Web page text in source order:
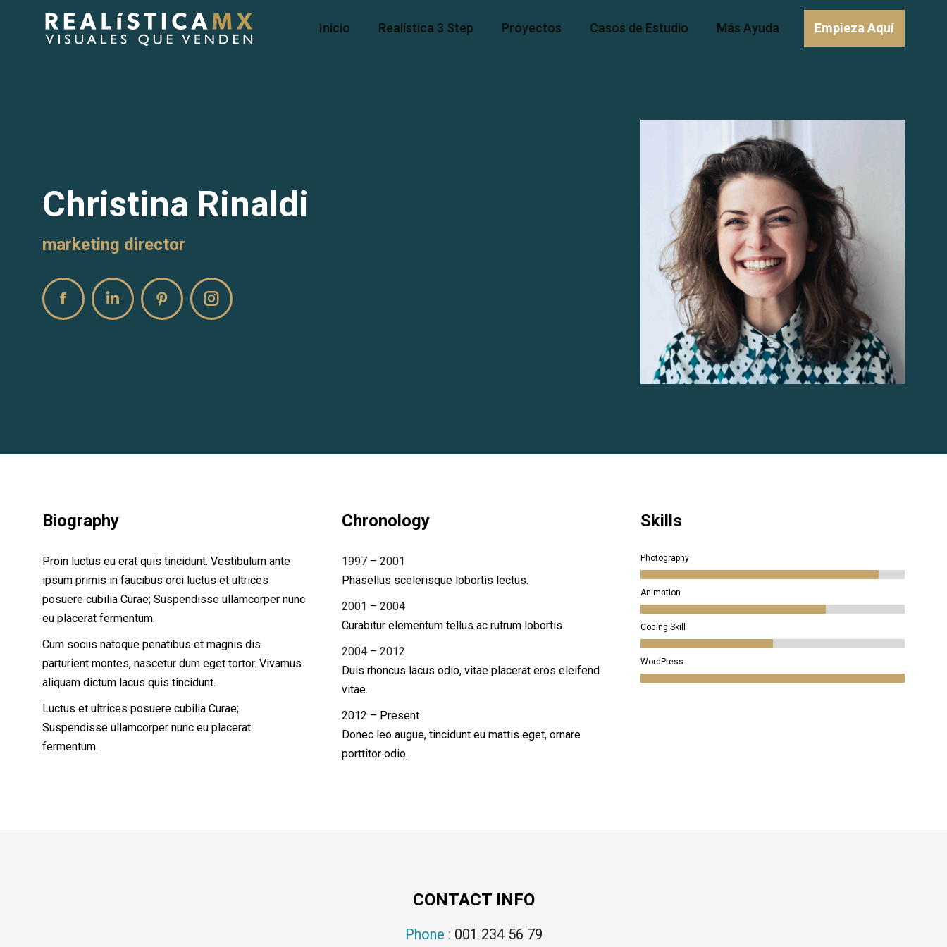
Inicio Realística 3 Step Proyectos Casos de Estudio Más Ayuda Empieza Aquí
Christina Rinaldi
marketing director
FacebookLinkedinPinterestInstagram
Biography
Proin luctus eu erat quis tincidunt. Vestibulum ante
ipsum primis in faucibus orci luctus et ultrices
posuere cubilia Curae; Suspendisse ullamcorper nunc
eu placerat fermentum.
Cum sociis natoque penatibus et magnis dis
parturient montes, nascetur dum eget tortor. Vivamus
aliquam dictum lacus quis tincidunt.
Luctus et ultrices posuere cubilia Curae;
Suspendisse ullamcorper nunc eu placerat
fermentum.
Chronology
1997 – 2001
Phasellus scelerisque lobortis lectus.
2001 – 2004
Curabitur elementum tellus ac rutrum lobortis.
2004 – 2012
Duis rhoncus lacus odio, vitae placerat eros eleifend
vitae.
2012 – Present
Donec leo augue, tincidunt eu mattis eget, ornare
porttitor odio.
Skills
Photography
Animation
Coding Skill
WordPress
CONTACT INFO
Phone : 001 234 56 79